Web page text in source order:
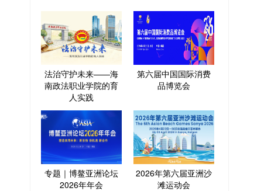
法治守护未来——海
南政法职业学院的育
人实践
第六届中国国际消费
品博览会
专题｜博鳌亚洲论坛
2026年年会
2026年第六届亚洲沙
滩运动会